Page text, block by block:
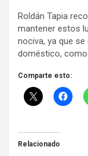
Roldán Tapia
mantener estos
nociva, ya que
doméstico,
Comparte esto:
Relacionado